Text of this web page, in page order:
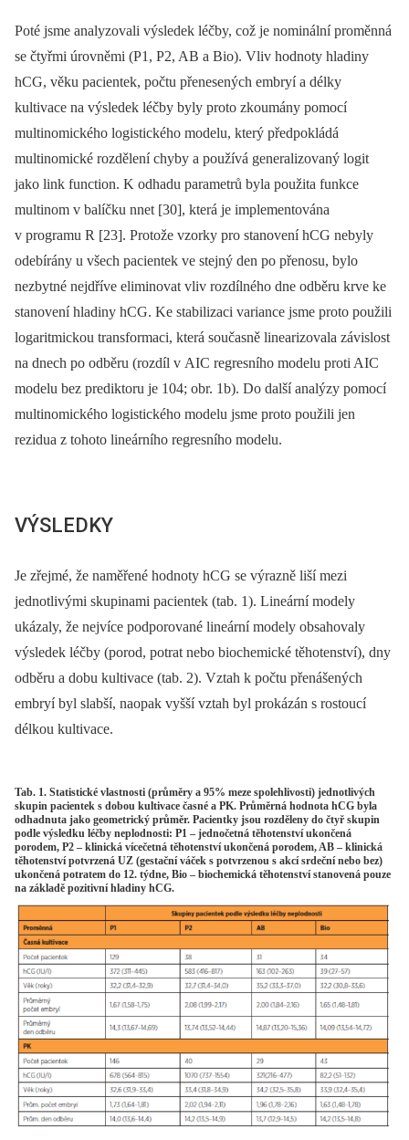
Poté jsme analyzovali výsledek léčby, což je nominální proměnná
se čtyřmi úrovněmi (P1, P2, AB a Bio). Vliv hodnoty hladiny
hCG, věku pacientek, počtu přenesených embryí a délky
kultivace na výsledek léčby byly proto zkoumány pomocí
multinomického logistického modelu, který předpokládá
multinomické rozdělení chyby a používá generalizovaný logit
jako link function. K odhadu parametrů byla použita funkce
multinom v balíčku nnet [30], která je implementována
v programu R [23]. Protože vzorky pro stanovení hCG nebyly
odebírány u všech pacientek ve stejný den po přenosu, bylo
nezbytné nejdříve eliminovat vliv rozdílného dne odběru krve ke
stanovení hladiny hCG. Ke stabilizaci variance jsme proto použili
logaritmickou transformaci, která současně linearizovala závislost
na dnech po odběru (rozdíl v AIC regresního modelu proti AIC
modelu bez prediktoru je 104; obr. 1b). Do další analýzy pomocí
multinomického logistického modelu jsme proto použili jen
rezidua z tohoto lineárního regresního modelu.
VÝSLEDKY
Je zřejmé, že naměřené hodnoty hCG se výrazně liší mezi
jednotlivými skupinami pacientek (tab. 1). Lineární modely
ukázaly, že nejvíce podporované lineární modely obsahovaly
výsledek léčby (porod, potrat nebo biochemické těhotenství), dny
odběru a dobu kultivace (tab. 2). Vztah k počtu přenášených
embryí byl slabší, naopak vyšší vztah byl prokázán s rostoucí
délkou kultivace.
Tab. 1. Statistické vlastnosti (průměry a 95% meze spolehlivosti) jednotlivých
skupin pacientek s dobou kultivace časné a PK. Průměrná hodnota hCG byla
odhadnuta jako geometrický průměr. Pacientky jsou rozděleny do čtyř skupin
podle výsledku léčby neplodnosti: P1 – jednočetná těhotenství ukončená
porodem, P2 – klinická vícečetná těhotenství ukončená porodem, AB – klinická
těhotenství potvrzená UZ (gestační váček s potvrzenou s akcí srdeční nebo bez)
ukončená potratem do 12. týdne, Bio – biochemická těhotenství stanovená pouze
na základě pozitivní hladiny hCG.